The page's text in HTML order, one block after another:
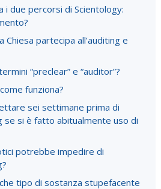
i due percorsi di Scientology:
partecipa all’auditing e
“preclear” e “auditor”?
funziona?
sei settimane prima di
se si è fatto abitualmente uso di
potrebbe impedire di
tipo di sostanza stupefacente